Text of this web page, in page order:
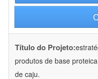
Título do Projeto:
produtos de base
de caju.